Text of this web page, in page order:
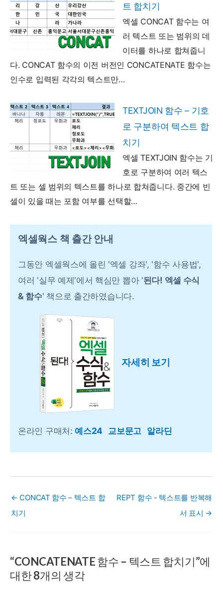
트 합치기
엑셀 CONCAT 함수는 여
러 텍스트 또는 범위의 데
이터를 하나로 합쳐줍니
다. CONCAT 함수의 이전 버전인 CONCATENATE 함수는
인수로 입력된 각각의 텍스트만…
TEXTJOIN 함수 – 기호
로 구분하여 텍스트 합
치기
엑셀 TEXTJOIN 함수는 기
호로 구분하여 여러 텍스
트 또는 셀 범위의 텍스트를 하나로 합쳐줍니다. 중간에 빈
셀이 있을 때는 포함 여부를 선택할…
엑셀웍스 책 출간 안내
그동안 엑셀웍스에 올린 '엑셀 강좌', '함수 사용법',
여러 '실무 예제'에서 핵심만 뽑아 '된다! 엑셀 수식
& 함수' 책으로 출간하였습니다.
자세히 보기
온라인 구매처: 예스24 교보문고 알라딘
← CONCAT 함수 – 텍스트 합
치기
REPT 함수 - 텍스트를 반복해
서 표시 →
“CONCATENATE 함수 – 텍스트 합치기”에
대한 8개의 생각